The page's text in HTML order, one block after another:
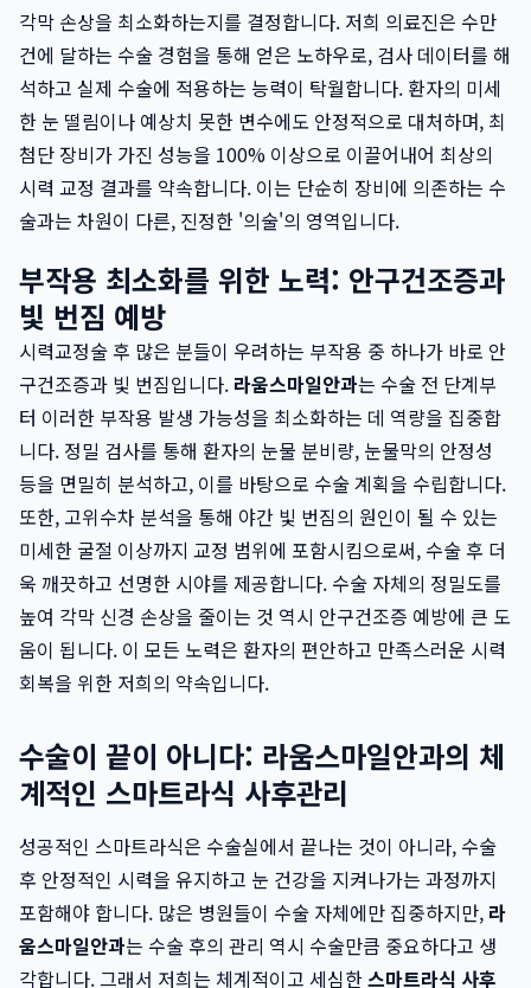
각막 손상을 최소화하는지를 결정합니다. 저희 의료진은 수만
건에 달하는 수술 경험을 통해 얻은 노하우로, 검사 데이터를 해
석하고 실제 수술에 적용하는 능력이 탁월합니다. 환자의 미세
한 눈 떨림이나 예상치 못한 변수에도 안정적으로 대처하며, 최
첨단 장비가 가진 성능을 100% 이상으로 이끌어내어 최상의
시력 교정 결과를 약속합니다. 이는 단순히 장비에 의존하는 수
술과는 차원이 다른, 진정한 '의술'의 영역입니다.
부작용 최소화를 위한 노력: 안구건조증과
빛 번짐 예방
시력교정술 후 많은 분들이 우려하는 부작용 중 하나가 바로 안
구건조증과 빛 번짐입니다. 라움스마일안과는 수술 전 단계부
터 이러한 부작용 발생 가능성을 최소화하는 데 역량을 집중합
니다. 정밀 검사를 통해 환자의 눈물 분비량, 눈물막의 안정성
등을 면밀히 분석하고, 이를 바탕으로 수술 계획을 수립합니다.
또한, 고위수차 분석을 통해 야간 빛 번짐의 원인이 될 수 있는
미세한 굴절 이상까지 교정 범위에 포함시킴으로써, 수술 후 더
욱 깨끗하고 선명한 시야를 제공합니다. 수술 자체의 정밀도를
높여 각막 신경 손상을 줄이는 것 역시 안구건조증 예방에 큰 도
움이 됩니다. 이 모든 노력은 환자의 편안하고 만족스러운 시력
회복을 위한 저희의 약속입니다.
수술이 끝이 아니다: 라움스마일안과의 체
계적인 스마트라식 사후관리
성공적인 스마트라식은 수술실에서 끝나는 것이 아니라, 수술
후 안정적인 시력을 유지하고 눈 건강을 지켜나가는 과정까지
포함해야 합니다. 많은 병원들이 수술 자체에만 집중하지만, 라
움스마일안과는 수술 후의 관리 역시 수술만큼 중요하다고 생
각합니다. 그래서 저희는 체계적이고 세심한스마트라식 사후